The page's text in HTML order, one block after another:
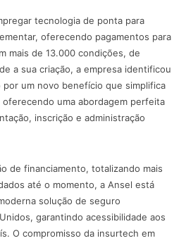
tecnologia de ponta para
oferecendo pagamentos para
mais de 13.000 condições, de
a sua criação, a empresa identificou
por um novo benefício que simplifica
uma abordagem perfeita
inscrição e administração
de financiamento, totalizando mais
até o momento, a Ansel está
solução de seguro
garantindo acessibilidade aos
O compromisso da insurtech em